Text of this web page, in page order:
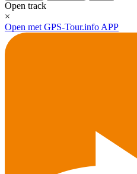
Open track
×
Open met GPS-Tour.info APP